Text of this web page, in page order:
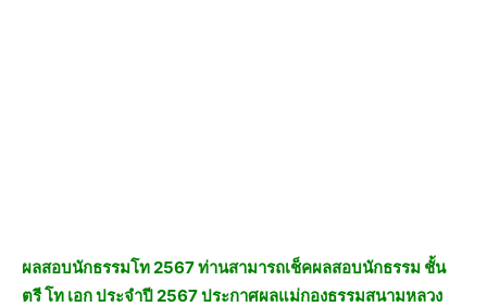
ผลสอบนักธรรมโท 2567 ท่านสามารถเช็คผลสอบนักธรรม ชั้น
ตรี โท เอก ประจำปี 2567 ประกาศผลแม่กองธรรมสนามหลวง